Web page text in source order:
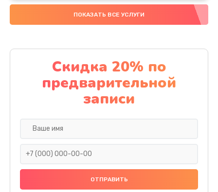
Замена аккумулятора
4000 руб.
Замена материнской платы
1100 руб.
Заказать
Замена праймера
1000 руб.
ПОКАЗАТЬ ВСЕ УСЛУГИ
Скидка 20% по
предварительной
записи